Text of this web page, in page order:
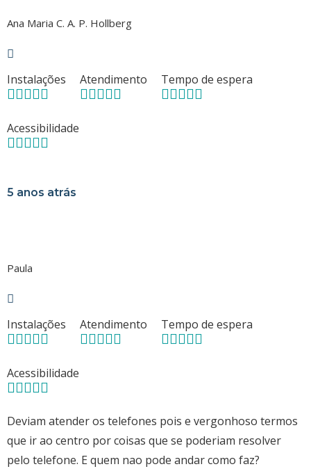
Ana Maria C. A. P. Hollberg
Instalações Atendimento Tempo de espera
Acessibilidade
5 anos atrás
Paula
Instalações Atendimento Tempo de espera
Acessibilidade
Deviam atender os telefones pois e vergonhoso termos
que ir ao centro por coisas que se poderiam resolver
pelo telefone. E quem nao pode andar como faz?